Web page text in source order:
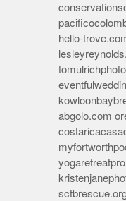
hello-
abgolo.com